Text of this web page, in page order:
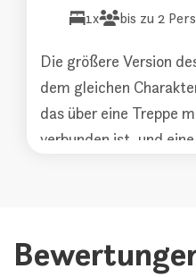
1x bis zu 2
Die größere Version
dem gleichen
das über eine Treppe
verbunden ist, und